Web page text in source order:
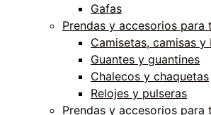
Gafas
Prendas y accesorios para
Camisetas, camisas y
Guantes y guantines
Chalecos y chaquetas
Relojes y pulseras
Prendas y accesorios para